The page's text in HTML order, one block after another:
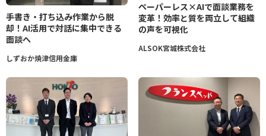
手書き・打ち込み作業から脱
却！AI活用で対話に集中できる
面談へ
しずおか焼津信用金庫
ペーパーレス×AIで面談業務を
変革！効率と質を両立して組織
の声を可視化
ALSOK宮城株式会社